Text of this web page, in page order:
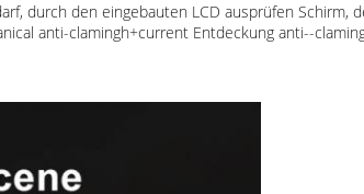
durch den eingebauten LCD ausprüfen Schirm,
anti-clamingh+current Entdeckung anti--